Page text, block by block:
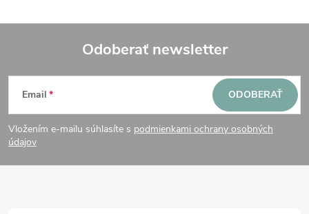
Z
á
p
Odoberať newsletter
Email
Vložením e-mailu súhlasíte s podmienkami ochrany osobných
údajov
ODOBERAŤ